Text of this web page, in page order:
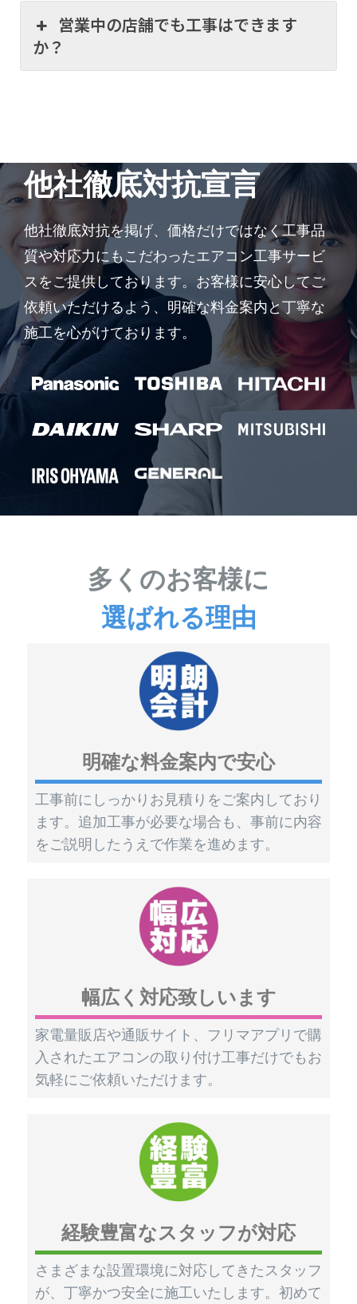
営業中の店舗でも工事はできます
か？
他社徹底対抗宣言
他社徹底対抗を掲げ、価格だけではなく工事品
質や対応力にもこだわったエアコン工事サービ
スをご提供しております。お客様に安心してご
依頼いただけるよう、明確な料金案内と丁寧な
施工を心がけております。
多くのお客様に
選ばれる理由
明確な料金案内で安心
工事前にしっかりお見積りをご案内しており
ます。追加工事が必要な場合も、事前に内容
をご説明したうえで作業を進めます。
幅広く対応致しいます
家電量販店や通販サイト、フリマアプリで購
入されたエアコンの取り付け工事だけでもお
気軽にご依頼いただけます。
経験豊富なスタッフが対応
さまざまな設置環境に対応してきたスタッフ
が、丁寧かつ安全に施工いたします。初めて